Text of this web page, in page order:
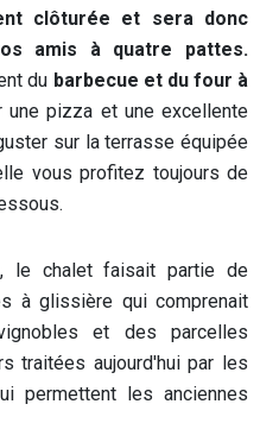
clôturée et sera donc
amis à quatre pattes.
du barbecue et du four à
une pizza et une excellente
sur la terrasse équipée
vous profitez toujours de
le chalet faisait partie de
à glissière qui comprenait
et des parcelles
traitées aujourd'hui par les
permettent les anciennes